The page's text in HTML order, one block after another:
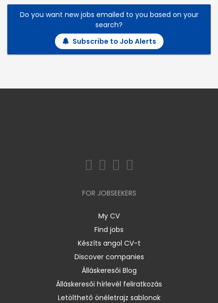
Do you want new jobs emailed to you based on your
search?
Subscribe to Job Alerts
FOR JOBSEEKERS
My CV
Find jobs
Készíts angol CV-t
Discover companies
Álláskeresői Blog
Álláskeresői hírlevél feliratkozás
Letölthető önéletrajz sablonok